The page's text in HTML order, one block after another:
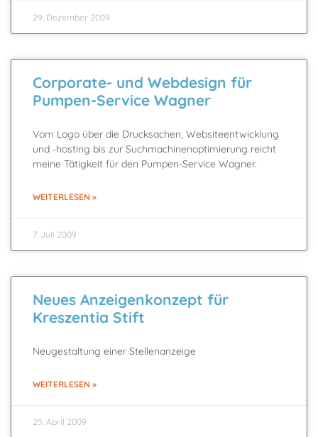
29. Dezember 2009
Corporate- und Webdesign für
Pumpen-Service Wagner
Vom Logo über die Drucksachen, Websiteentwicklung
und -hosting bis zur Suchmachinenoptimierung reicht
meine Tätigkeit für den Pumpen-Service Wagner.
WEITERLESEN »
7. Juli 2009
Neues Anzeigenkonzept für
Kreszentia Stift
Neugestaltung einer Stellenanzeige
WEITERLESEN »
25. April 2009